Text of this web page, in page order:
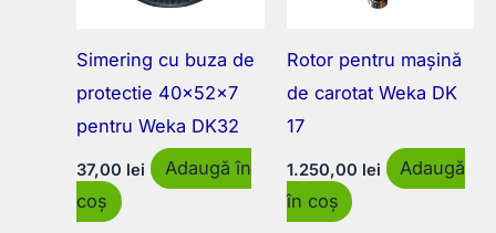
Simering cu buza de
protectie 40x52x7
pentru Weka DK32
37,00 lei
Adaugă în
coș
Rotor pentru mașină
de carotat Weka DK
17
1.250,00 lei
Adaugă
în coș